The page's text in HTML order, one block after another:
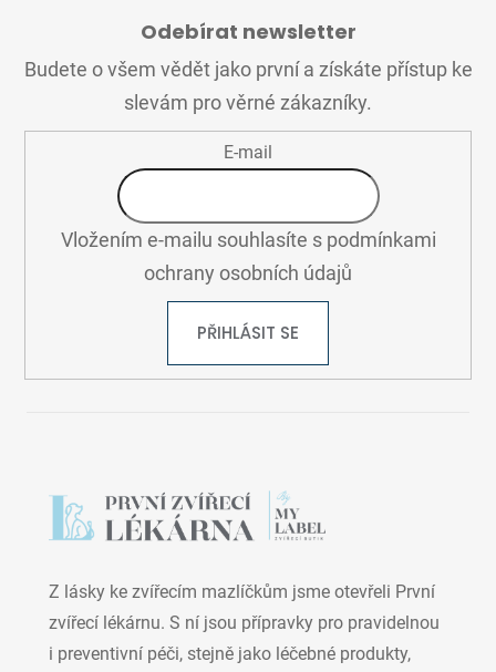
Odebírat newsletter
Budete o všem vědět jako první a získáte přístup ke
slevám pro věrné zákazníky.
E-mail
Vložením e-mailu souhlasíte s podmínkami
ochrany osobních údajů
PŘIHLÁSIT SE
Z lásky ke zvířecím mazlíčkům jsme otevřeli První
zvířecí lékárnu. S ní jsou přípravky pro pravidelnou
i preventivní péči, stejně jako léčebné produkty,